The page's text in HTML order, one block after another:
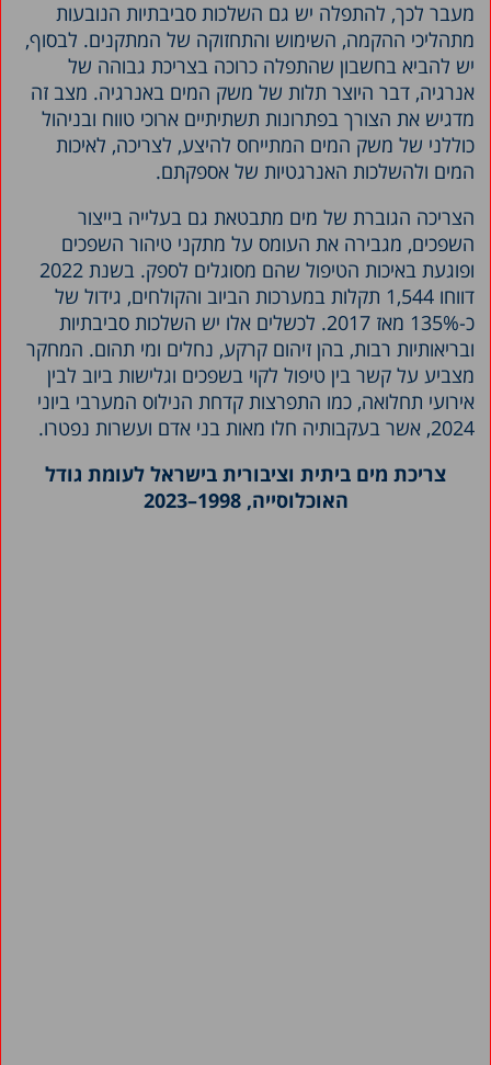
מעבר לכך, להתפלה יש גם השלכות סביבתיות הנובעות
מתהליכי ההקמה, השימוש והתחזוקה של המתקנים. לבסוף,
יש להביא בחשבון שהתפלה כרוכה בצריכת גבוהה של
אנרגיה, דבר היוצר תלות של משק המים באנרגיה. מצב זה
מדגיש את הצורך בפתרונות תשתיתיים ארוכי טווח ובניהול
כוללני של משק המים המתייחס להיצע, לצריכה, לאיכות
המים ולהשלכות האנרגטיות של אספקתם.
הצריכה הגוברת של מים מתבטאת גם בעלייה בייצור
השפכים, מגבירה את העומס על מתקני טיהור השפכים
ופוגעת באיכות הטיפול שהם מסוגלים לספק. בשנת 2022
דווחו 1,544 תקלות במערכות הביוב והקולחים, גידול של
כ-135% מאז 2017. לכשלים אלו יש השלכות סביבתיות
ובריאותיות רבות, בהן זיהום קרקע, נחלים ומי תהום. המחקר
מצביע על קשר בין טיפול לקוי בשפכים וגלישות ביוב לבין
אירועי תחלואה, כמו התפרצות קדחת הנילוס המערבי ביוני
2024, אשר בעקבותיה חלו מאות בני אדם ועשרות נפטרו.
צריכת מים ביתית וציבורית בישראל לעומת גודל
האוכלוסייה, 1998–2023